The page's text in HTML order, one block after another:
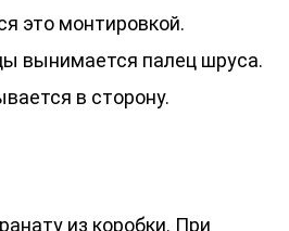
это монтировкой.
вынимается палец шруса.
в сторону.
из коробки. При